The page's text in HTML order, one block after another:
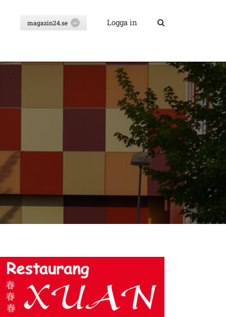
magazin24.se >> Logga in